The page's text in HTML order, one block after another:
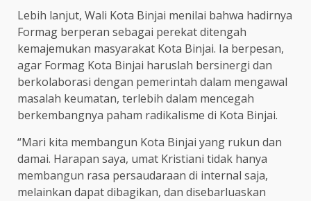
Lebih lanjut, Wali Kota Binjai menilai bahwa hadirnya
Formag berperan sebagai perekat ditengah
kemajemukan masyarakat Kota Binjai. Ia berpesan,
agar Formag Kota Binjai haruslah bersinergi dan
berkolaborasi dengan pemerintah dalam mengawal
masalah keumatan, terlebih dalam mencegah
berkembangnya paham radikalisme di Kota Binjai.
“Mari kita membangun Kota Binjai yang rukun dan
damai. Harapan saya, umat Kristiani tidak hanya
membangun rasa persaudaraan di internal saja,
melainkan dapat dibagikan, dan disebarluaskan